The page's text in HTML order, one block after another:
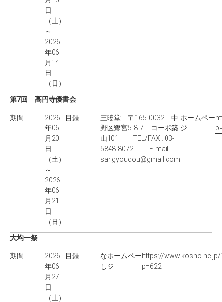
日
（土）
～
2026
年06
月14
日
（日）
第7回 高円寺優書会
期間
2026
年06
月20
日
（土）
～
2026
年06
月21
日
（日）
目録
三暁堂 〒165-0032 中
野区鷺宮5-8-7 コーポ築
山101 TEL/FAX : 03-
5848-8072 E-mail:
sangyoudou@gmail.com
ホームペー
ジ
大均一祭
期間
2026
年06
月27
日
（土）
目録
な
し
ホームペー
ジ
https://www.kosho.ne.jp/
p=622